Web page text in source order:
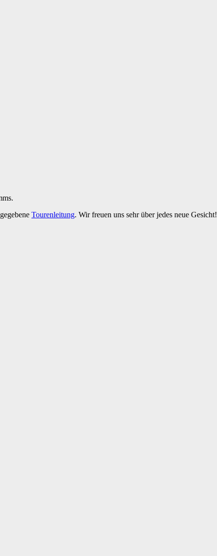
Tourenleitung. Wir freuen uns sehr über jedes neue Gesicht!